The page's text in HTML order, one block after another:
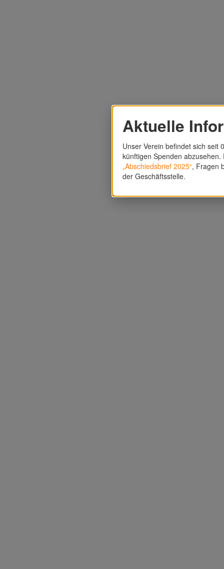
Aktuelle
Unser Verein befindet sich seit
künftigen Spenden
„Abschiedsbrief 2025“, Fragen
der Geschäftsstelle.